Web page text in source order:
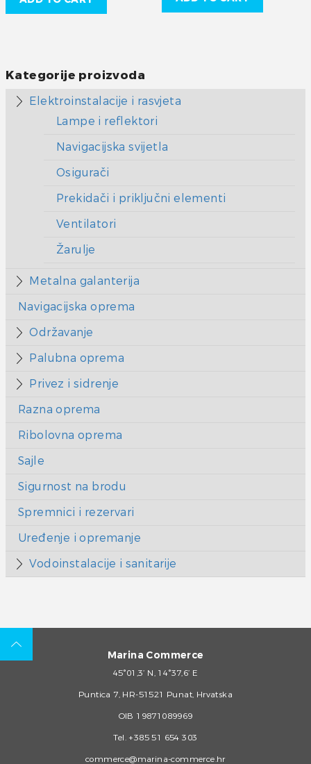
Kategorije proizvoda
Elektroinstalacije i rasvjeta
Lampe i reflektori
Navigacijska svijetla
Osigurači
Prekidači i priključni elementi
Ventilatori
Žarulje
Metalna galanterija
Navigacijska oprema
Održavanje
Palubna oprema
Privez i sidrenje
Razna oprema
Ribolovna oprema
Sajle
Sigurnost na brodu
Spremnici i rezervari
Uređenje i opremanje
Vodoinstalacije i sanitarije
Marina Commerce
45°01,3’ N, 14°37,6’ E
Puntica 7, HR-51521 Punat, Hrvatska
OIB 19871089969
Tel. +385 51 654 303
commerce@marina-commerce.hr